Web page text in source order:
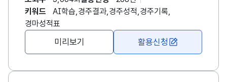
생년월일, 최근출전일자, 성별명, 레이팅점수,
경주마체중, 부담중량, 기수명, 영문기수명, 조교사명,
영문조교사명, 마주명, 영문마주명, 순위, 경주기록,
착차, 단승식배당률, 연승식배당률 자료를 제공합니다.)
3:부산경남, 4:영천), 경주일자(race_dt)를 이용하여
키워드
AI학습,경주결과,경주성적,경주기록,
경마성적표
미리보기 활용신청